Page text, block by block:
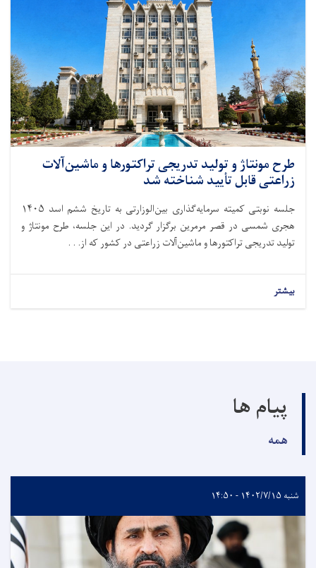
طرح مونتاژ و تولید تدریجی تراکتورها و ماشین‌آلات
زراعتی قابل تأیید شناخته شد
جلسه نوبتی کمیته سرمایه‌گذاری بین‌الوزارتی به تاریخ ششم اسد ۱۴۰۵
هجری شمسی در قصر مرمرین برگزار گردید. در این جلسه، طرح مونتاژ و
تولید تدریجی تراکتورها و ماشین‌آلات زراعتی در کشور که از. . .
بیشتر
پیام ها
همه
شنبه ۱۴۰۲/۷/۱۵ - ۱۴:۵۰